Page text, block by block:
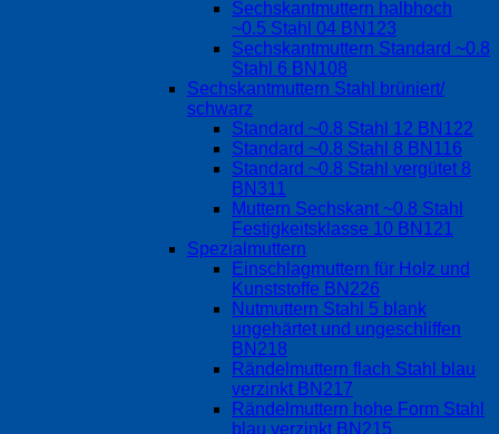
Sechskantmuttern halbhoch
~0.5 Stahl 04 BN123
Sechskantmuttern Standard ~0.8
Stahl 6 BN108
Sechskantmuttern Stahl brüniert/
schwarz
Standard ~0.8 Stahl 12 BN122
Standard ~0.8 Stahl 8 BN116
Standard ~0.8 Stahl vergütet 8
BN311
Muttern Sechskant ~0.8 Stahl
Festigkeitsklasse 10 BN121
Spezialmuttern
Einschlagmuttern für Holz und
Kunststoffe BN226
Nutmuttern Stahl 5 blank
ungehärtet und ungeschliffen
BN218
Rändelmuttern flach Stahl blau
verzinkt BN217
Rändelmuttern hohe Form Stahl
blau verzinkt BN215